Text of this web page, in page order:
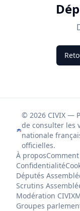
© 2026 CIVIX —
de consulter les
nationale
officielles.
À propos
Confidentialité
Députés
Scrutins
Modération CIVIX
Groupes